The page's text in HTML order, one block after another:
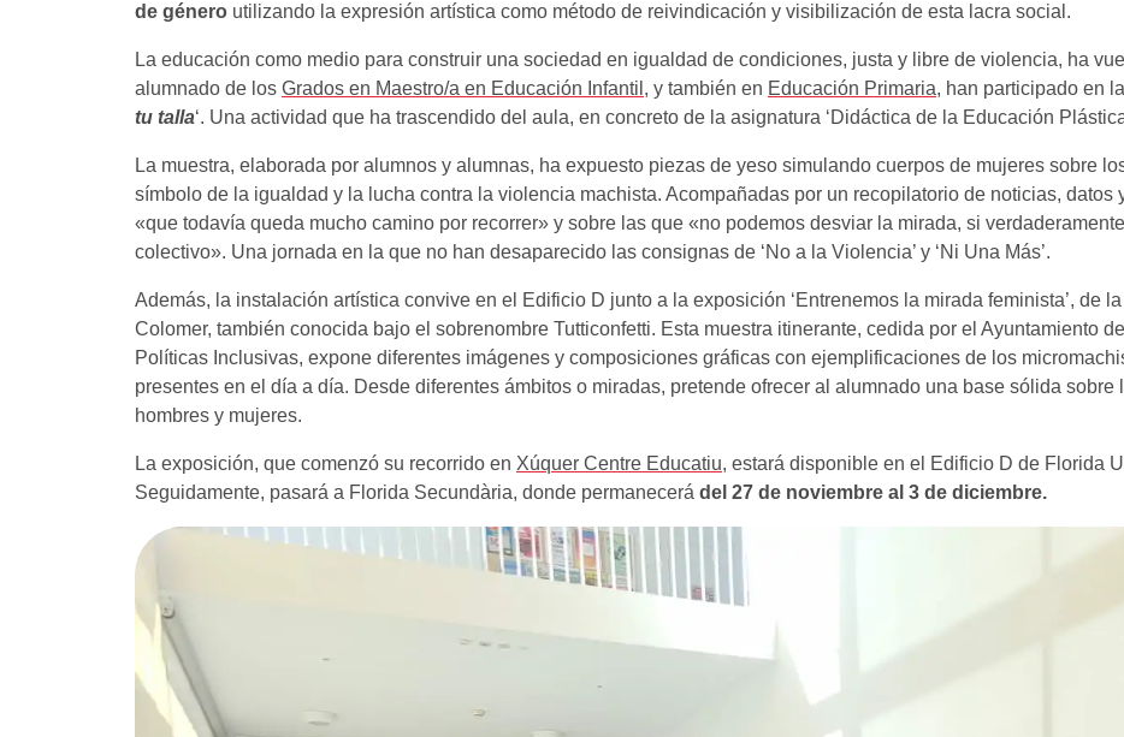
de género utilizando la expresión artística como método de reivindicación y visibilización de esta lacra social.
La educación como medio para construir una sociedad en igualdad de condiciones, justa y libre de violencia, ha
alumnado de los Grados en Maestro/a en Educación Infantil , y también en Educación Primaria, han participado en
tu talla‘. Una actividad que ha trascendido del aula, en concreto de la asignatura ‘Didáctica de la Educación
La muestra, elaborada por alumnos y alumnas, ha expuesto piezas de yeso simulando cuerpos de mujeres sobre
símbolo de la igualdad y la lucha contra la violencia machista. Acompañadas por un recopilatorio de noticias, datos
«que todavía queda mucho camino por recorrer» y sobre las que «no podemos desviar la mirada, si
colectivo». Una jornada en la que no han desaparecido las consignas de ‘No a la Violencia’ y ‘Ni Una Más’.
Además, la instalación artística convive en el Edificio D junto a la exposición ‘Entrenemos la mirada feminista’, de
Colomer, también conocida bajo el sobrenombre Tutticonfetti. Esta muestra itinerante, cedida por el Ayuntamiento
Políticas Inclusivas, expone diferentes imágenes y composiciones gráficas con ejemplificaciones de los
presentes en el día a día. Desde diferentes ámbitos o miradas, pretende ofrecer al alumnado una base sólida
hombres y mujeres.
La exposición, que comenzó su recorrido en Xúquer Centre Educatiu, estará disponible en el Edificio D de Florida
Seguidamente, pasará a Florida Secundària, donde permanecerá del 27 de noviembre al 3 de diciembre.